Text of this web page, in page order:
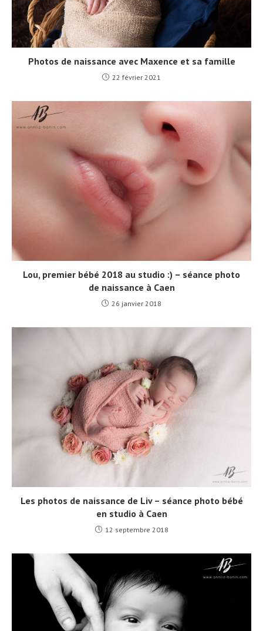
Photos de naissance avec Maxence et sa famille
22 février 2021
Lou, premier bébé 2018 au studio :) – séance photo
de naissance à Caen
26 janvier 2018
Les photos de naissance de Liv – séance photo bébé
en studio à Caen
12 septembre 2018